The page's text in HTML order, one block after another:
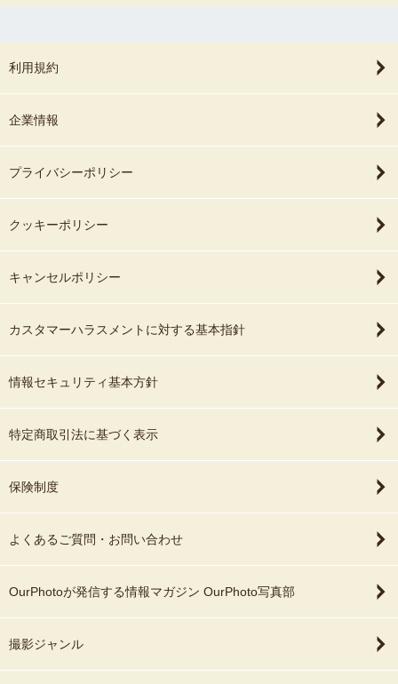
利用規約
企業情報
プライバシーポリシー
クッキーポリシー
キャンセルポリシー
カスタマーハラスメントに対する基本指針
情報セキュリティ基本方針
特定商取引法に基づく表示
保険制度
よくあるご質問・お問い合わせ
OurPhotoが発信する情報マガジン OurPhoto写真部
撮影ジャンル